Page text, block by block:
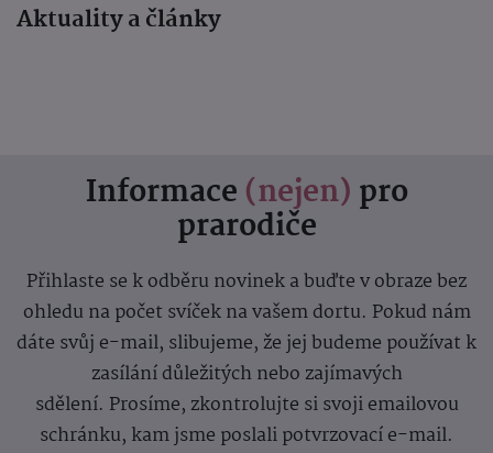
Aktuality a články
Informace (nejen) pro
prarodiče
Přihlaste se k odběru novinek a buďte v obraze bez
ohledu na počet svíček na vašem dortu. Pokud nám
dáte svůj e-mail, slibujeme, že jej budeme používat k
zasílání důležitých nebo zajímavých
sdělení. Prosíme, zkontrolujte si svoji emailovou
schránku, kam jsme poslali potvrzovací e-mail.